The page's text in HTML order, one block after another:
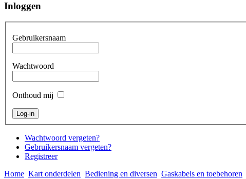
Inloggen
Gebruikersnaam
Wachtwoord
Onthoud mij
Wachtwoord vergeten?
Gebruikersnaam vergeten?
Registreer
Home Kart onderdelen Bediening en diversen Gaskabels en toebehoren